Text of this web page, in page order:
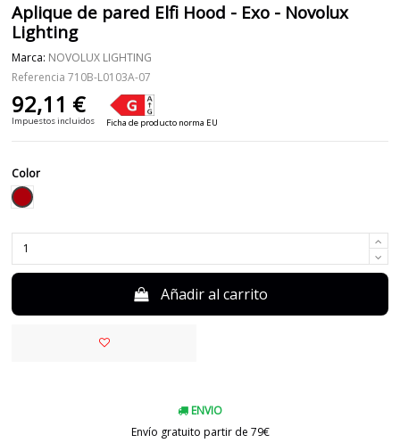
Aplique de pared Elfi Hood - Exo - Novolux
Lighting
Marca: NOVOLUX LIGHTING
Referencia 710B-L0103A-07
92,11 €
Impuestos incluidos Ficha de producto norma EU
Color
Rojo
Añadir al carrito
ENVIO
Envío gratuito partir de 79€